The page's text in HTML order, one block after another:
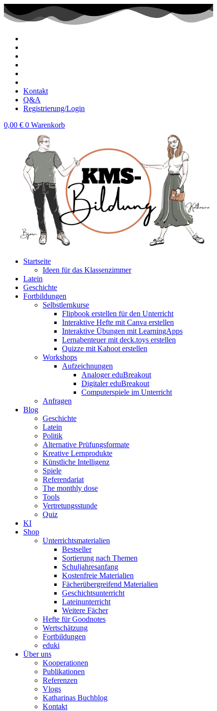
Zum
Inhalt
wechseln
Kontakt
Q&A
Registrierung/Login
0,00 € 0 Warenkorb
Startseite
Ideen für das Klassenzimmer
Latein
Geschichte
Fortbildungen
Selbstlernkurse
Flipbook erstellen für den Unterricht
Interaktive Hefte mit Canva erstellen
Interaktive Übungen mit LearningApps
Lernabenteuer mit deck.toys erstellen
Quizze mit Kahoot erstellen
Workshops
Aufzeichnungen
Analoger eduBreakout
Digitaler eduBreakout
Computerspiele im Unterricht
Anfragen
Blog
Geschichte
Latein
Politik
Alternative Prüfungsformate
Kreative Lernprodukte
Künstliche Intelligenz
Spiele
Referendariat
The monthly dose
Tools
Vertretungsstunde
Quiz
KI
Shop
Unterrichtsmaterialien
Bestseller
Sortierung nach Themen
Schuljahresanfang
Kostenfreie Materialien
Fächerübergreifend Materialien
Geschichtsunterricht
Lateinunterricht
Weitere Fächer
Hefte für Goodnotes
Wertschätzung
Fortbildungen
eduki
Über uns
Kooperationen
Publikationen
Referenzen
Vlogs
Katharinas Buchblog
Kontakt